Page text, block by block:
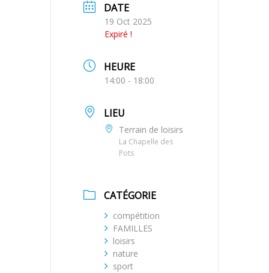
DATE
19 Oct 2025
Expiré !
HEURE
14:00 - 18:00
LIEU
Terrain de loisirs
La Chapelle des
Pots
CATÉGORIE
compétition
FAMILLES
loisirs
nature
sport